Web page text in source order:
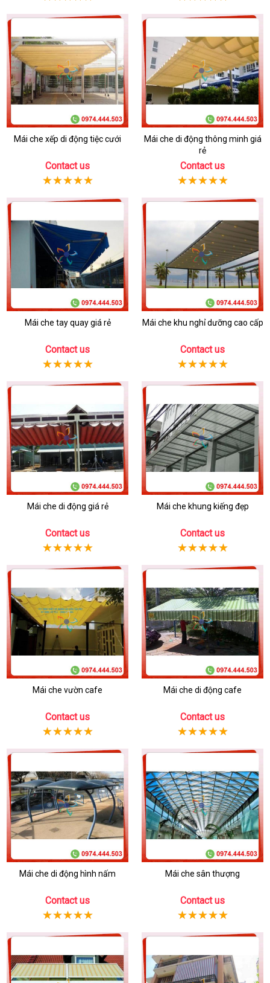
Mái che xếp di động tiệc cưới
Contact us
Mái che di động thông minh giá
rẻ
Contact us
Mái che tay quay giá rẻ
Contact us
Mái che khu nghỉ dưỡng cao cấp
Contact us
Mái che di động giá rẻ
Contact us
Mái che khung kiếng đẹp
Contact us
Mái che vườn cafe
Contact us
Mái che di động cafe
Contact us
Mái che di động hình nấm
Contact us
Mái che sân thượng
Contact us